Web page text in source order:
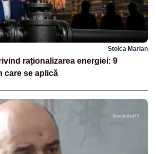
Stoica Marian
raționalizarea energiei: 9
care se aplică